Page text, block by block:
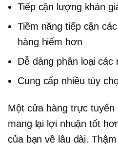
Tiếp cận lượng khán
Tiềm năng tiếp cận
hàng hiếm hơn
Dễ dàng phân loại các
Cung cấp nhiều tùy
Một cửa hàng trực tuyến
mang lại lợi nhuận tốt
của bạn về lâu dài.